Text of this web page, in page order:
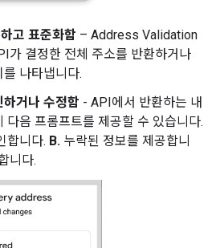
고 표준화함 – Address Validation
가 결정한 전체 주소를 반환하거나
나타냅니다.
거나 수정함 - API에서 반환하는 내
다음 프롬프트를 제공할 수 있습니다.
합니다. B. 누락된 정보를 제공합니
니다.